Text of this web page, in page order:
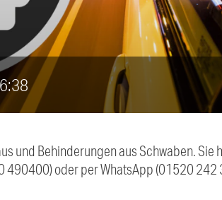
und Behinderungen aus Schwaben. Sie
490400) oder per WhatsApp (01520 242